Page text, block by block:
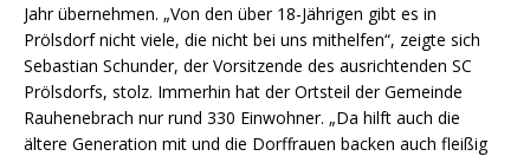
Jahr übernehmen. „Von den über 18-Jährigen gibt es in
Prölsdorf nicht viele, die nicht bei uns mithelfen“, zeigte sich
Sebastian Schunder, der Vorsitzende des ausrichtenden SC
Prölsdorfs, stolz. Immerhin hat der Ortsteil der Gemeinde
Rauhenebrach nur rund 330 Einwohner. „Da hilft auch die
ältere Generation mit und die Dorffrauen backen auch fleißig